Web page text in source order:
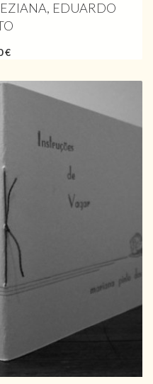
EDUARDO
€